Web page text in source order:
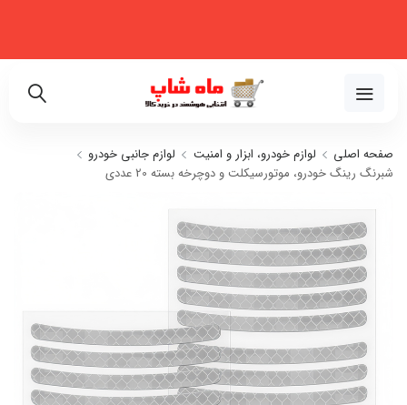
صفحه اصلی لوازم خودرو، ابزار و امنیت
لوازم جانبی خودرو
شبرنگ رینگ خودرو، موتورسیکلت و دوچرخه بسته 20 عددی